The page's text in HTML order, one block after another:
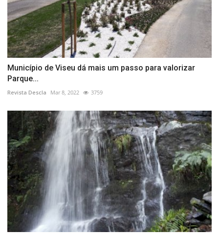
Município de Viseu dá mais um passo para valorizar
Parque...
Revista Descla Mar 8, 2022 3759